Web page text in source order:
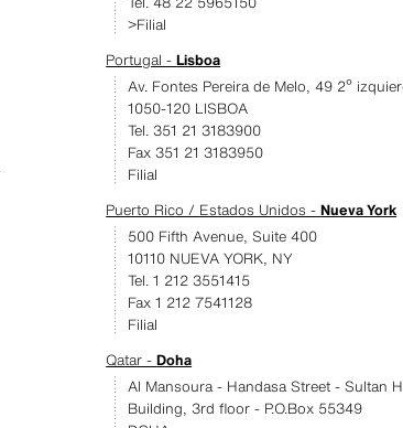
>Filial
Portugal -Lisboa
Av. Fontes Pereira de Melo, 49 2º
1050-120 LISBOA
Tel. 351 21 3183900
Fax 351 21 3183950
Filial
Puerto Rico / Estados Unidos -Nueva York
500 Fifth Avenue, Suite 400
10110 NUEVA YORK, NY
Tel. 1 212 3551415
Fax 1 212 7541128
Filial
Qatar -Doha
Al Mansoura - Handasa Street - Sultan
Building, 3rd floor - P.O.Box 55349